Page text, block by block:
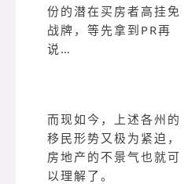
份的潜在买房者高挂免
战牌，等先拿到PR再
说…
而现如今，上述各州的
移民形势又极为紧迫，
房地产的不景气也就可
以理解了。